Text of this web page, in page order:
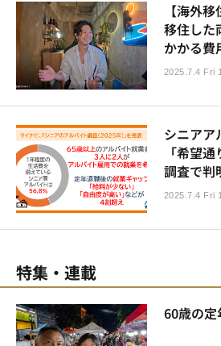
【海外
移住した
かかる費
2025.7.4 Fri
シニアア
「希望
調査で判
2025.7.4 Fri
特集・連載
60歳の定